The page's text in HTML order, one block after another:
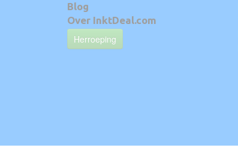
Blog
Over InktDeal.com
Herroeping